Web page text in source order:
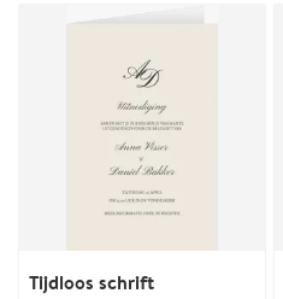
Tijdloos schrift